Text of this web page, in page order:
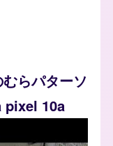
らパターソ
pixel 10a